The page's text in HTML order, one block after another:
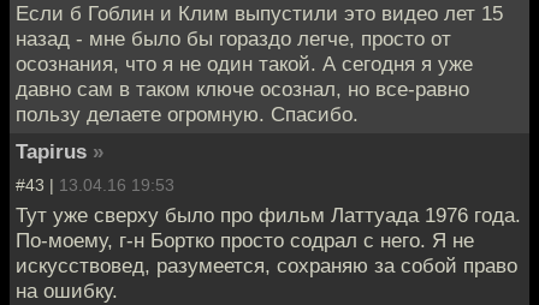
Если б Гоблин и Клим выпустили это видео лет 15
назад - мне было бы гораздо легче, просто от
осознания, что я не один такой. А сегодня я уже
давно сам в таком ключе осознал, но все-равно
пользу делаете огромную. Спасибо.
Tapirus »
#43 | 13.04.16 19:53
Тут уже сверху было про фильм Латтуада 1976 года.
По-моему, г-н Бортко просто содрал с него. Я не
искусствовед, разумеется, сохраняю за собой право
на ошибку.